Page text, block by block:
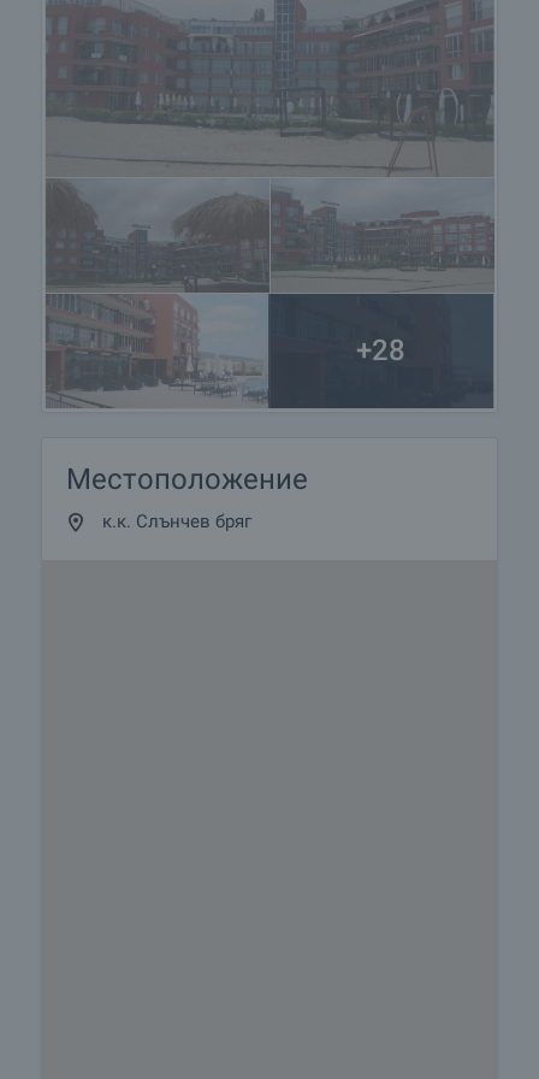
+28
Местоположение
к.к. Слънчев бряг